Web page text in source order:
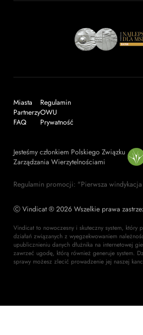
Miasta
Partnerzy
FAQ
Regulamin
OWU
Prywatność
Jesteśmy członkiem Polskiego Związku
Zarządzania Wierzytelnościami
Regulamin promocji: "Pierwsza
Ⓒ Vindicat ® 2026 Wszelkie prawa
Vindicat to nowoczesny i skuteczny system,
działań związanych z wyegzekwowaniem
upublicznieniu danych dłużnika na internetowej
zawrzeć ugodę, którą również generuje system.
sprawy możesz zlecić prowadzenie jej naszej